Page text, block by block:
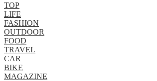
TOP
LIFE
FASHION
OUTDOOR
FOOD
TRAVEL
CAR
BIKE
MAGAZINE